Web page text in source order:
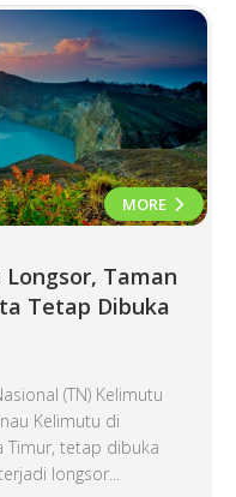
MORE
Taman
Tetap Dibuka
(TN) Kelimutu
Kelimutu di
Timur, tetap dibuka
longsor...